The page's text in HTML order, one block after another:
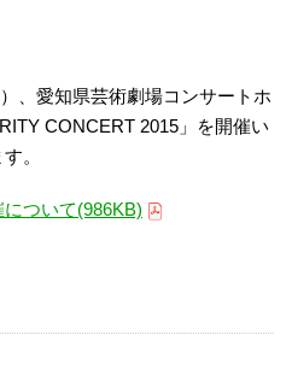
、愛知県芸術劇場コンサートホ
CONCERT 2015」を開催い
。
ついて(986KB)